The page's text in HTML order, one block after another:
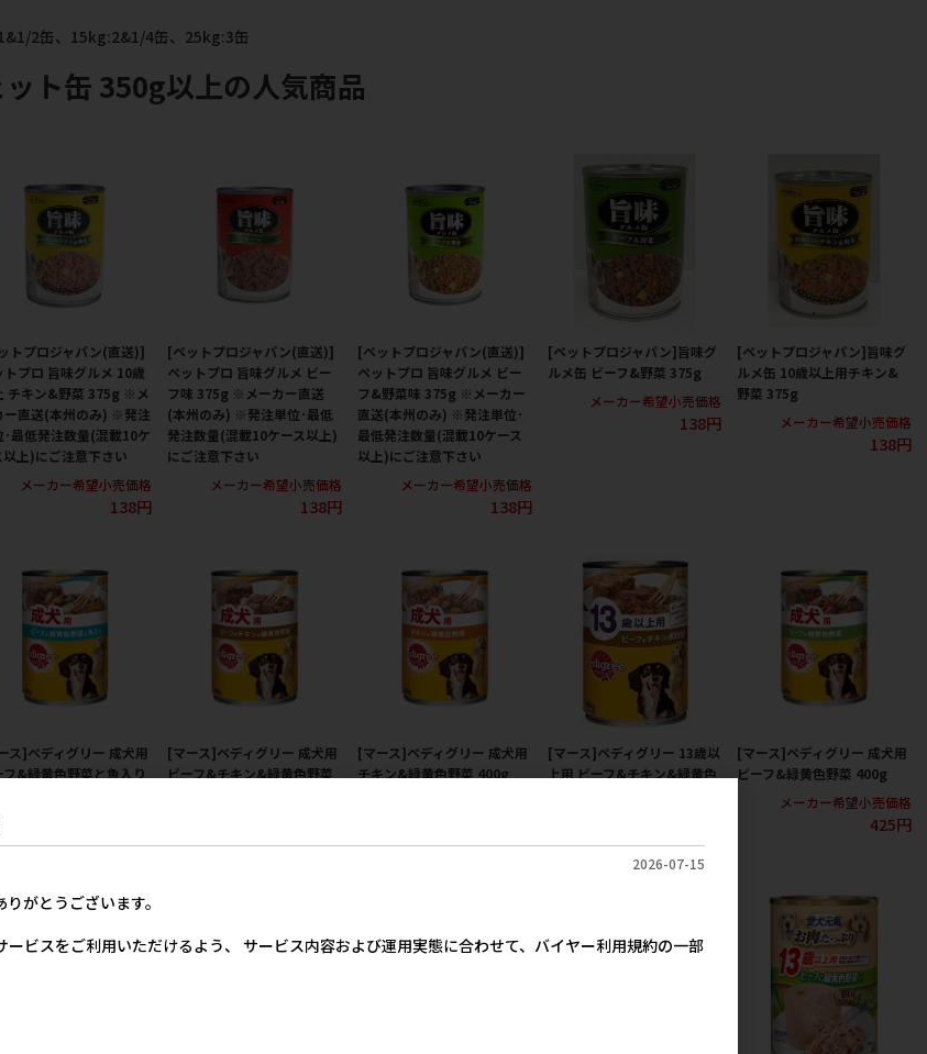
2缶、15kg:2&1/4缶、25kg:3缶
ト缶 350g以上の人気商品
トプロジャパン(直送)]
トプロ 旨味グルメ 10歳
チキン&野菜 375g ※メ
ー直送(本州のみ) ※発注
･最低発注数量(混載10ケ
以上)にご注意下さい
メーカー希望小売価格
138円
[ペットプロジャパン(直送)]
ペットプロ 旨味グルメ ビー
フ味 375g ※メーカー直送
(本州のみ) ※発注単位･最低
発注数量(混載10ケース以上)
にご注意下さい
メーカー希望小売価格
138円
[ペットプロジャパン(直送)]
ペットプロ 旨味グルメ ビー
フ&野菜味 375g ※メーカー
直送(本州のみ) ※発注単位･
最低発注数量(混載10ケース
以上)にご注意下さい
メーカー希望小売価格
138円
[ペットプロジャパン]旨味グ
ルメ缶 ビーフ&野菜 375g
メーカー希望小売価格
138円
[ペットプロジャパン]旨味グ
ルメ缶 10歳以上用チキン&
野菜 375g
メーカー希望小売価格
138円
ス]ペディグリー 成犬用
フ&緑黄色野菜と魚入り
425円
[マース]ペディグリー 成犬用
ビーフ&チキン&緑黄色野菜
425円
[マース]ペディグリー 成犬用
チキン&緑黄色野菜 400g
[マース]ペディグリー 13歳以
上用 ビーフ&チキン&緑黄色
425円
[マース]ペディグリー 成犬用
ビーフ&緑黄色野菜 400g
メーカー希望小売価格
425円
2026-07-15
がとうございます。
ビスをご利用いただけるよう、 サービス内容および運用実態に合わせて、バイヤー利用規約の一部